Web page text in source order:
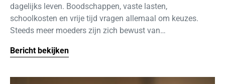
dagelijks leven. Boodschappen, vaste lasten,
schoolkosten en vrije tijd vragen allemaal om keuzes.
Steeds meer moeders zijn zich bewust van…
Bericht bekijken